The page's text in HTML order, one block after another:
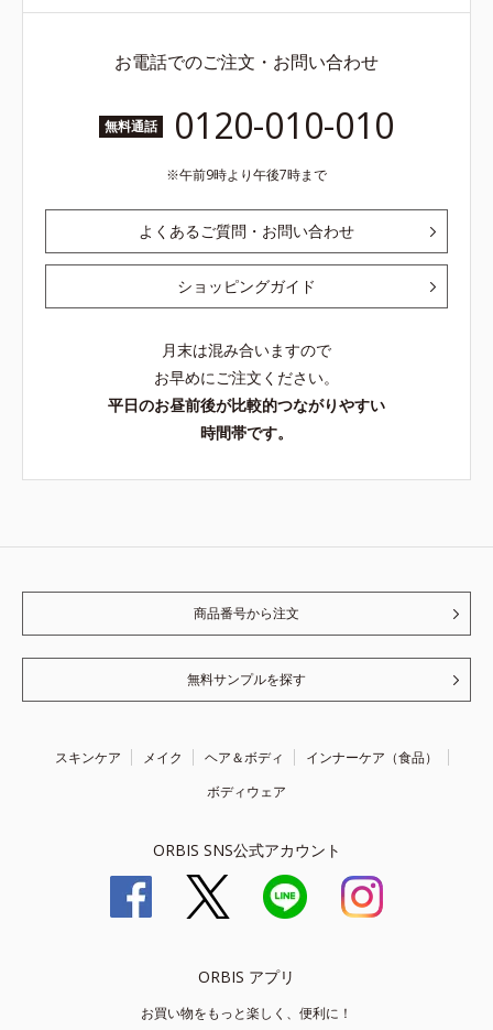
お電話でのご注文・お問い合わせ
無料通話 0120-010-010
午前9時より午後7時まで
よくあるご質問・お問い合わせ
ショッピングガイド
月末は混み合いますので
お早めにご注文ください。
平日のお昼前後が比較的つながりやすい
時間帯です。
商品番号から注文
無料サンプルを探す
スキンケア メイク ヘア＆ボディ
インナーケア（食品）
ボディウェア
ORBIS SNS公式アカウント
ORBIS アプリ
お買い物をもっと楽しく、便利に！